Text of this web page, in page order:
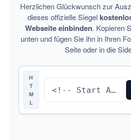
Herzlichen Glückwunsch zur
dieses offizielle Siegel
Webseite einbinden. Kopieren
unten und fügen Sie ihn in Ihren
Seite oder in die
H
T
M
L